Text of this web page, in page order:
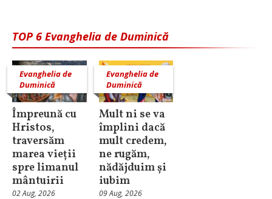
TOP 6 Evanghelia de Duminică
Evanghelia de
Duminică
Împreună cu
Hristos,
traversăm
marea vieții
spre limanul
mântuirii
02 Aug, 2026
Evanghelia de
Duminică
Mult ni se va
împlini dacă
mult credem,
ne rugăm,
nădăjduim și
iubim
09 Aug, 2026